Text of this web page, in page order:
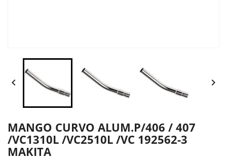
 
MANGO CURVO ALUM.P/406 / 407
/VC1310L /VC2510L /VC 192562-3
MAKITA